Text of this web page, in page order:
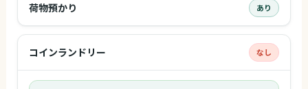
荷物預かり あり
コインランドリー なし